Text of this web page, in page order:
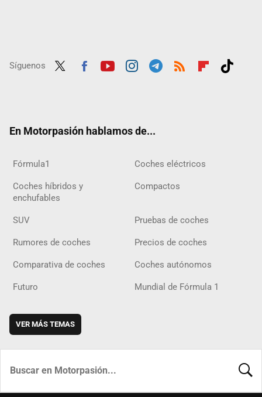
Síguenos
En Motorpasión hablamos de...
Fórmula1 Coches eléctricos
Coches híbridos y
enchufables
Compactos
SUV Pruebas de coches
Rumores de coches Precios de coches
Comparativa de coches Coches autónomos
Futuro Mundial de Fórmula 1
VER MÁS TEMAS